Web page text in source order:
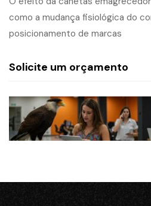
como a mudança fisiológica do
posicionamento de marcas
Solicite um orçamento